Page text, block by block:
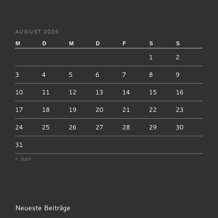
AUGUST 2026
M D M D F S S
1
2
3
4 5 6 7 8
9
10
11 12 13 14 15
16
17
18 19 20 21 22
23
24
25 26 27 28 29
30
31
« Juni
Neueste Beiträge